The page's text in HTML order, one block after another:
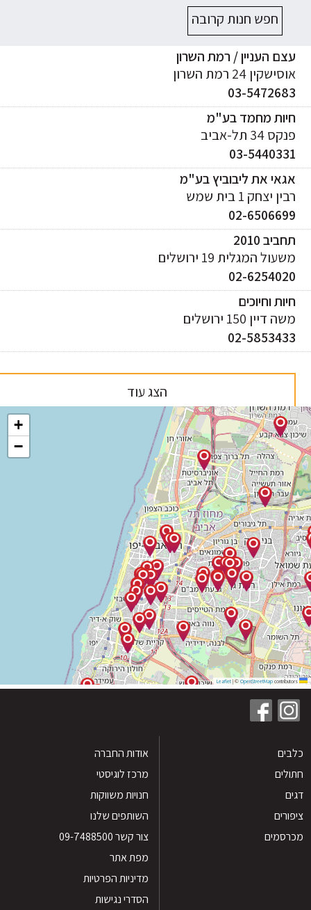
חפש חנות קרובה
העניין / רמת השרון
24 רמת השרון
03-
מחמד בע"מ
34 תל-אביב
03-
את ליבוביץ בע"מ
יצחק 1 בית שמש
02-
2010
המגלית 19 ירושלים
02-
וחיוכים
150 ירושלים
02-
הצג עוד
|©OpenStreetMap
אודות החברה
מרכז לוגיסטי
חנויות משווקות
השותפים שלנו
צור קשר 09-7488500
מפת אתר
מדיניות הפרטיות
הסדרי נגישות